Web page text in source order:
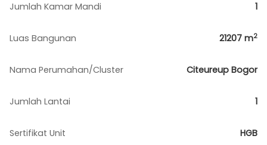
Jumlah Kamar Mandi 1
Luas Bangunan 21207 m2
Nama Perumahan/Cluster Citeureup Bogor
Jumlah Lantai 1
Sertifikat Unit HGB